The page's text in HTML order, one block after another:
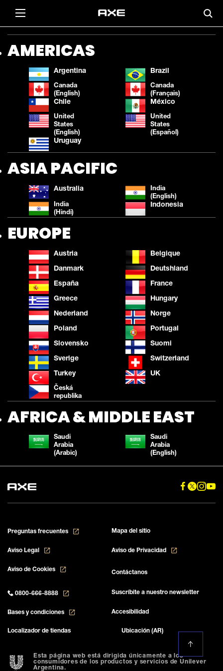
AFRICA & MIDDLE EAST
Saudi
Arabia
(Arabic)
Saudi
Arabia
(English)
AMERICAS
Argentina Brazil
Canada
(English)
Canada
(Français)
Chile México
United
States
(English)
United
States
(Español)
Uruguay
ASIA PACIFIC
Australia
India
(English)
India
(Hindi)
Indonesia
EUROPE
Austria Belgique
Danmark Deutshland
España France
Greece Hungary
Nederland Norge
Poland Portugal
Slovensko Suomi
Sverige Switzerland
Turkey UK
Česká
republika
Preguntas frecuentes Mapa del sitio
Aviso Legal Aviso de Privacidad
Aviso de Cookies
Contáctanos
0800-666-8888 Suscríbite a nuestro newsletter
Bases y condiciones Accesibilidad
Localizador de tiendas Ubicación (AR)
Esta página web está dirigida únicamente a los
consumidores de los productos y servicios de Unilever
Argentina.